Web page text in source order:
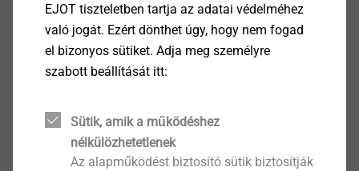
​​​​​​​Itt is további eszközök nyújtanak segítséget a
könnyebb szereléshez és biztonságosabb
csavarozáshoz. A lencsefejű EJOT csavarokhoz (LT
csavarbehajtó kulcsot. A behajtókulcs a csavarfej
teljes felületére illeszkedik és ezáltal megakadályozza,
hogy a rögzítőelem összeszerelés közben oldalra
EJOT tiszteletben tartja az adatai védelméhez
való jogát. Ezért dönthet úgy, hogy nem fogad
el bizonyos sütiket. Adja meg személyre
szabott beállítását itt:
Sütik, amik a működéshez
nélkülözhetetlenek
Az alapműködést biztosító sütik biztosítják